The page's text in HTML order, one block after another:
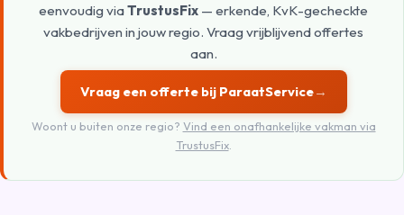
eenvoudig viaTrustusFix — erkende, KvK-gecheckte
vakbedrijven in jouw regio. Vraag vrijblijvend offertes
aan.
Vraag een offerte bij ParaatService→
Woont u buiten onze regio? Vind een onafhankelijke vakman via
TrustusFix.